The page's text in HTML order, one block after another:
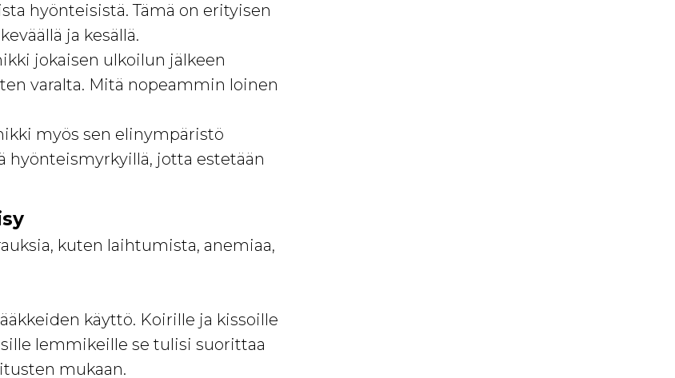
hyönteisistä. Tämä on erityisen
ja kesällä.
jokaisen ulkoilun jälkeen
varalta. Mitä nopeammin loinen
myös sen elinympäristö
hyönteismyrkyillä, jotta estetään
kuten laihtumista, anemiaa,
käyttö. Koirille ja kissoille
lemmikeille se tulisi suorittaa
mukaan.